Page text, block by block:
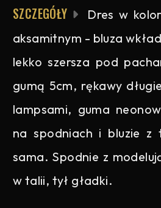
SZCZEGÓŁY
Dres w
aksamitnym - bluza
lekko szersza pod
gumą 5cm, rękawy
lampsami, guma
na spodniach i bluzie z
sama. Spodnie z
w talii, tył gładki.